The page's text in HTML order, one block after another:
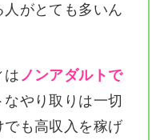
人がとても多いん
は ノンアダルトで
やり取りは一切
も高収入を稼げ